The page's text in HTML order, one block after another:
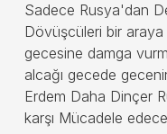
Sadece Rusya'dan
Dövüşcüleri bir
gecesine damga
alcağı gecede
Erdem Daha Dinçer
karşı Mücadele